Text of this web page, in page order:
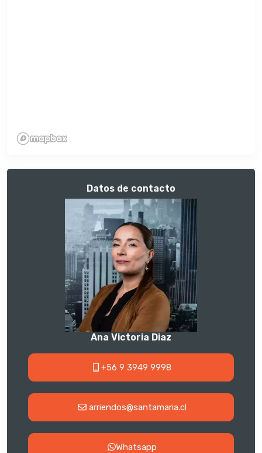
Datos de contacto
Ana Victoria Diaz
+56 9 3949 9998
arriendos@santamaria.cl
Whatsapp